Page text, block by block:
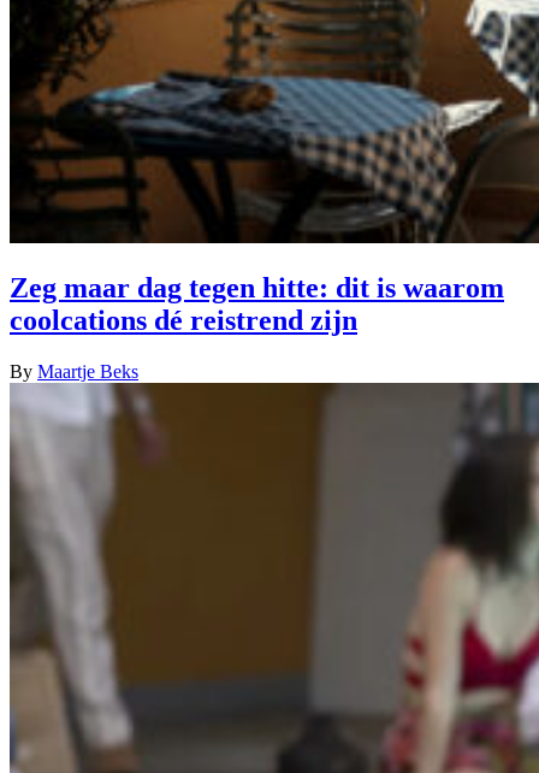
Zeg maar dag tegen hitte: dit is waarom
coolcations dé reistrend zijn
By Maartje Beks